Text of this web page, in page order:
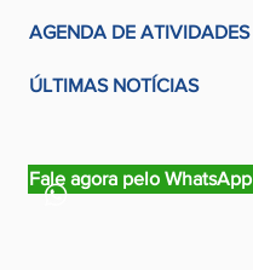
AGENDA DE ATIVIDADES
ÚLTIMAS NOTÍCIAS
Fale agora pelo WhatsApp